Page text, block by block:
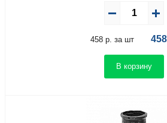
458 р. за шт 458
В корзину